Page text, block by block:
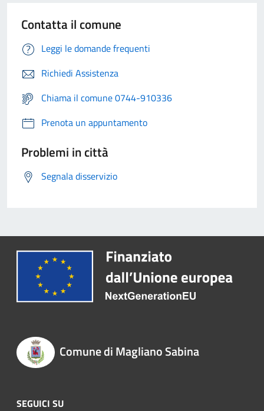
Contatta il comune
Leggi le domande frequenti
Richiedi Assistenza
Chiama il comune 0744-910336
Prenota un appuntamento
Problemi in città
Segnala disservizio
Comune di Magliano Sabina
SEGUICI SU